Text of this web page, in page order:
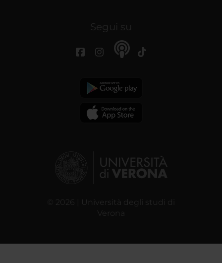
Segui su
© 2026 | Università degli studi di
Verona